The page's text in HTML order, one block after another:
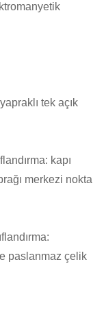
tek açık
kapı
merkezi nokta
paslanmaz çelik